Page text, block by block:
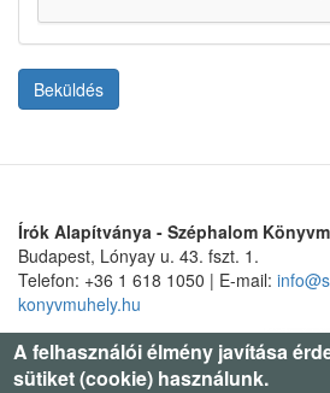
Beküldés
Írók Alapítványa - Széphalom
Budapest, Lónyay u. 43. fszt. 1.
Telefon: +36 1 618 1050 | E-mail:
konyvmuhely.hu
A felhasználói élmény javítása
sütiket (cookie) használunk.